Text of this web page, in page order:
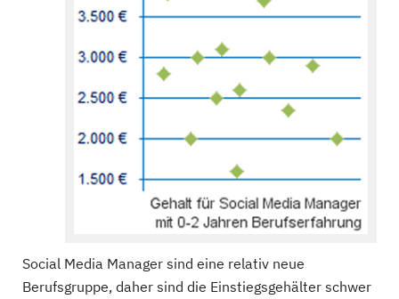
Social Media Manager sind eine relativ neue
Berufsgruppe, daher sind die Einstiegsgehälter schwer